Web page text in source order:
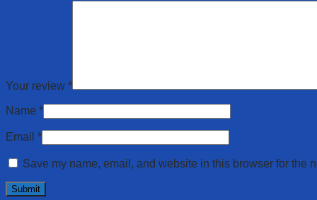
Your review *
Name *
Email *
Save my name, email, and website in this browser for the